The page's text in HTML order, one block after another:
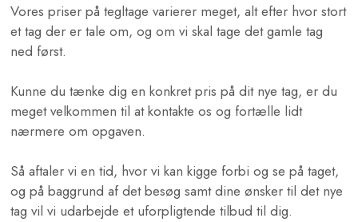
Vores priser på tegltage varierer meget, alt efter hvor stort
et tag der er tale om, og om vi skal tage det gamle tag
ned først.
Kunne du tænke dig en konkret pris på dit nye tag, er du
meget velkommen til at kontakte os og fortælle lidt
nærmere om opgaven.
Så aftaler vi en tid, hvor vi kan kigge forbi og se på taget,
og på baggrund af det besøg samt dine ønsker til det nye
tag vil vi udarbejde et uforpligtende tilbud til dig.